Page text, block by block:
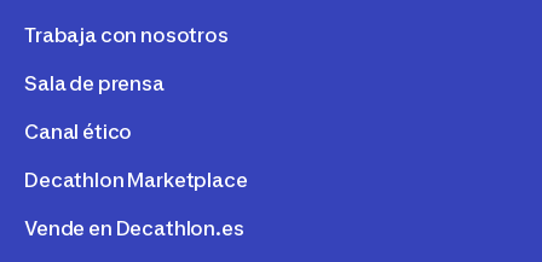
Trabaja con nosotros
Sala de prensa
Canal ético
Decathlon Marketplace
Vende en Decathlon.es